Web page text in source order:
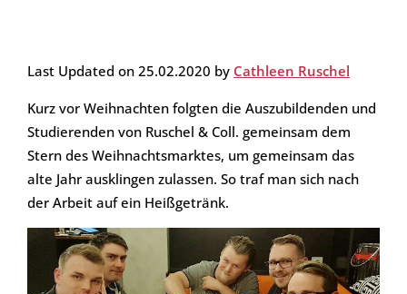
Last Updated on 25.02.2020 by Cathleen Ruschel
Kurz vor Weihnachten folgten die Auszubildenden und
Studierenden von Ruschel & Coll. gemeinsam dem
Stern des Weihnachtsmarktes, um gemeinsam das
alte Jahr ausklingen zulassen. So traf man sich nach
der Arbeit auf ein Heißgetränk.